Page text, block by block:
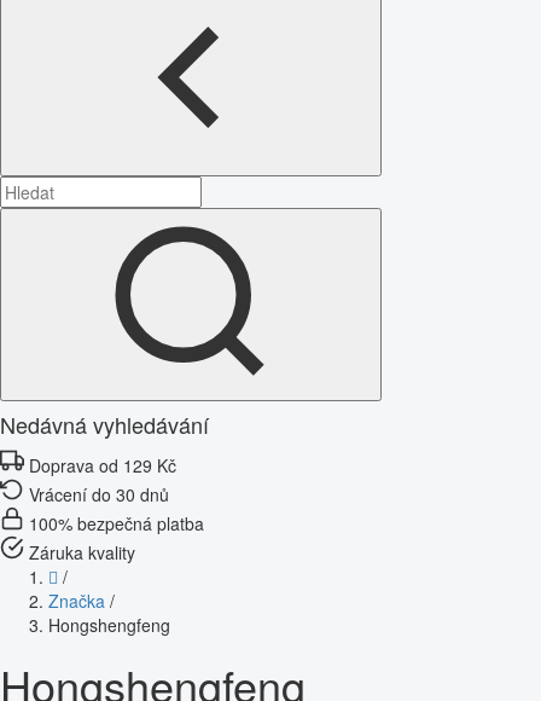
Nedávná vyhledávání
Doprava od 129 Kč
Vrácení do 30 dnů
100% bezpečná platba
Záruka kvality
/
Značka /
Hongshengfeng
Hongshengfeng